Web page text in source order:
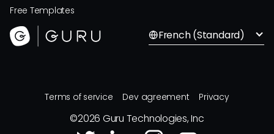
Free Templates
French (Standard)
Terms of service Dev agreement Privacy
©2026 Guru Technologies, Inc